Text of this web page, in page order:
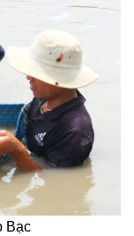
Bạc